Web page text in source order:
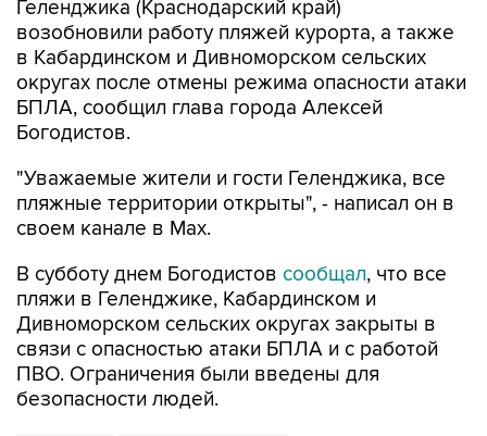
Геленджика (Краснодарский край)
возобновили работу пляжей курорта, а также
в Кабардинском и Дивноморском сельских
округах после отмены режима опасности атаки
БПЛА, сообщил глава города Алексей
Богодистов.
"Уважаемые жители и гости Геленджика, все
пляжные территории открыты", - написал он в
своем канале в Max.
В субботу днем Богодистов сообщал, что все
пляжи в Геленджике, Кабардинском и
Дивноморском сельских округах закрыты в
связи с опасностью атаки БПЛА и с работой
ПВО. Ограничения были введены для
безопасности людей.